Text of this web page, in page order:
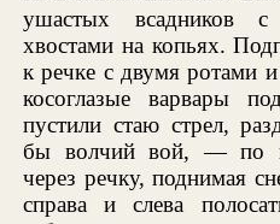
ушастых всадников
хвостами на копьях.
к речке с двумя ротами
косоглазые варвары
пустили стаю стрел,
бы волчий вой, — по
через речку, поднимая
справа и слева